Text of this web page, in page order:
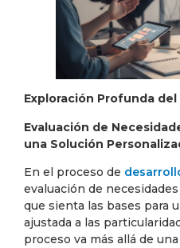
Exploración Profunda del
Evaluación de
una Solución
En el proceso de
evaluación de
que sienta las bases para
ajustada a las
proceso va más allá de